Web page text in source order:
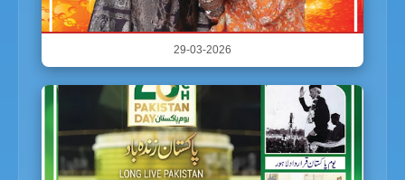
29-03-2026